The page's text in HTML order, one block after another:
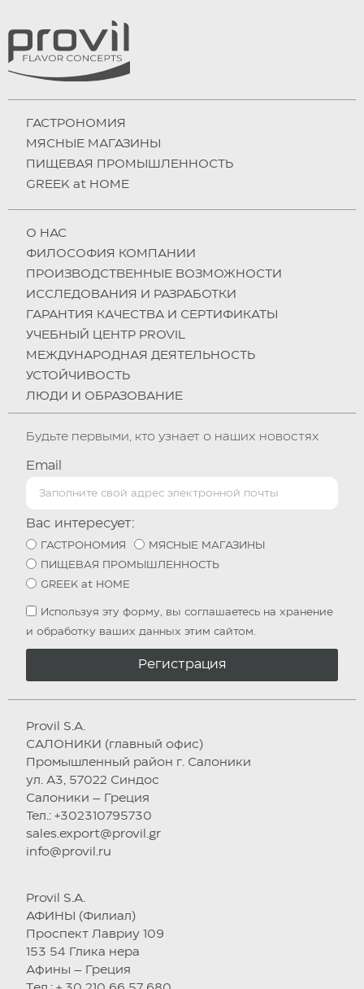
ГАСТРОНОМИЯ
МЯСНЫЕ МАГАЗИНЫ
ПИЩЕВАЯ ПРОМЫШЛЕННОСТЬ
GREEK at HOME
О НAC
ФИЛОСОФИЯ КОМПАНИИ
ПРОИЗВОДСТВЕННЫЕ ВОЗМОЖНОСТИ
ИССЛЕДОВАНИЯ И РАЗРАБОТКИ
ГАРАНТИЯ КАЧЕСТВА И СЕРТИФИКАТЫ
УЧЕБНЫЙ ЦЕНТР PROVIL
МЕЖДУНАРОДНАЯ ДЕЯТЕЛЬНОСТЬ
УСТОЙЧИВОСТЬ
ЛЮДИ И ОБРАЗОВАНИЕ
Будьте первыми, кто узнает о наших новостях
Email
Вас интересует:
ГАСТРОНОМИЯ
МЯСНЫЕ МАГАЗИНЫ
ПИЩЕВАЯ ПРОМЫШЛЕННОСТЬ
GREEK at HOME
Используя эту форму, вы соглашаетесь на хранение
и обработку ваших данных этим сайтом.
Регистрация
Provil S.A.
САЛОНИКИ (главный офис)
Промышленный район г. Салоники
ул. А3, 57022 Синдос
Салоники – Греция
Тел.: +302310795730
sales.export@provil.gr
info@provil.ru
Provil S.A.
АФИНЫ (Филиал)
Проспект Лавриу 109
153 54 Глика нера
Афины – Греция